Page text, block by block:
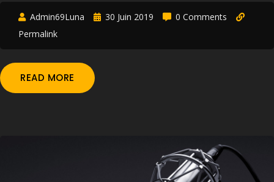
Admin69Luna 30 Juin 2019
0 Comments
Permalink
READ MORE